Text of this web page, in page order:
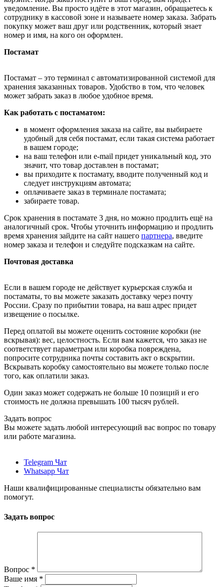
уведомление. Вы просто идёте в этот магазин, обращаетесь к
сотруднику в кассовой зоне и называете номер заказа. Забрать
покупку может ваш друг или родственник, который знает
номер и имя, на кого он оформлен.
Постамат
Постамат – это терминал с автоматизированной системой для
хранения заказанных товаров. Удобство в том, что человек
может забрать заказ в любое удобное время.
Как работать с постаматом:
в момент оформления заказа на сайте, вы выбираете
удобный для себя постамат, если такая система работает
в вашем городе;
на ваш телефон или e-mail придет уникальный код, это
значит, что товар доставлен в постамат;
вы приходите к постамату, вводите полученный код и
следует инструкциям автомата;
оплачиваете заказ в терминале постамата;
забираете товар.
Срок хранения в постамате 3 дня, но можно продлить ещё на
аналогичный срок. Чтобы уточнить информацию и продлить
время хранения зайдите на сайт нашего партнера, введите
номер заказа и телефон и следуйте подсказкам на сайте.
Почтовая доставка
Если в вашем городе не действует курьерская служба и
постаматы, то вы можете заказать доставку через почту
России. Сразу по прибытии товара, на ваш адрес придет
извещение о посылке.
Перед оплатой вы можете оценить состояние коробки (не
вскрывая): вес, целостность. Если вам кажется, что заказ не
соответствует параметрам или коробка повреждена,
попросите сотрудника почты составить акт о вскрытии.
Вскрывать коробку самостоятельно вы можете только после
того, как оплатили заказ.
Один заказ может содержать не больше 10 позиций и его
стоимость не должна превышать 100 тысяч рублей.
Задать вопрос
Вы можете задать любой интересующий вас вопрос по товару
или работе магазина.
Telegram Чат
Whatsapp Чат
Наши квалифицированные специалисты обязательно вам
помогут.
Задать вопрос
Вопрос *
Ваше имя *